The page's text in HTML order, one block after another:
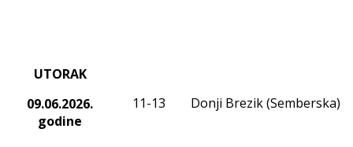
UTORAK
09.06.2026.
godine
11-13 Donji Brezik (Semberska)